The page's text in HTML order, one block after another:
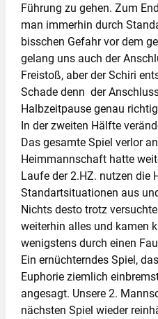
Führung zu gehen. Zum
man immerhin durch
bisschen Gefahr vor dem
gelang uns auch der
Freistoß, aber der Schiri
Schade denn der
Halbzeitpause genau
In der zweiten Hälfte
Das gesamte Spiel verlor
Heimmannschaft hatte
Laufe der 2.HZ. nutzen die
Standartsituationen aus
Nichts desto trotz
weiterhin alles und kamen
wenigstens durch einen
Ein ernüchterndes Spiel,
Euphorie ziemlich
angesagt. Unsere 2.
nächsten Spiel wieder